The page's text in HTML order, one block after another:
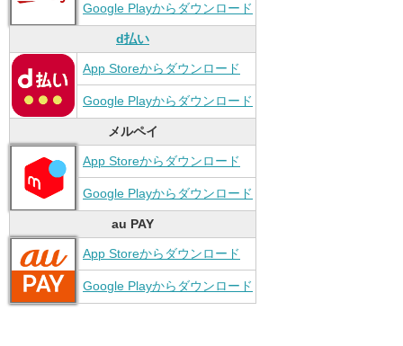
Google Playからダウンロード
d払い
App Storeからダウンロード
Google Playからダウンロード
メルペイ
App Storeからダウンロード
Google Playからダウンロード
au PAY
App Storeからダウンロード
Google Playからダウンロード